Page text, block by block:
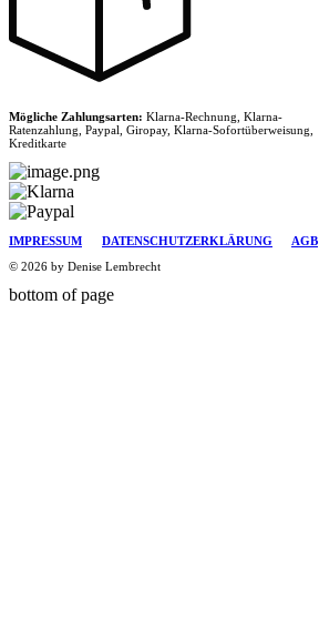
Mögliche Zahlungsarten: Klarna-Rechnung, Klarna-
Ratenzahlung, Paypal, Giropay, Klarna-Sofortüberweisung,
Kreditkarte
IMPRESSUM DATENSCHUTZERKLÄRUNG
AGB
© 2026 by Denise Lembrecht
bottom of page